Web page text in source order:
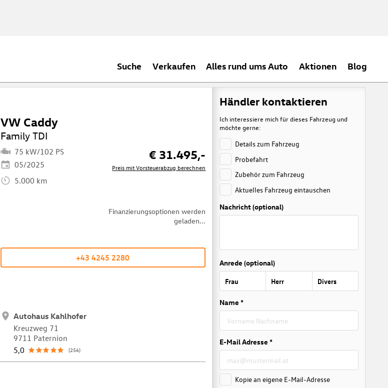
Suche Verkaufen Alles rund ums Auto Aktionen Blog
VW Caddy
Family TDI
75 kW/102 PS
05/2025
5.000 km
Finanzierungsoptionen werden
geladen...
€ 31.495,-
Preis mit Vorsteuerabzug berechnen
+43 4245 2280
Autohaus Kahlhofer
Kreuzweg 71
9711 Paternion
5,0
(256)
Händler kontaktieren
Ich interessiere mich für dieses Fahrzeug und
möchte gerne:
Details zum Fahrzeug
Probefahrt
Zubehör zum Fahrzeug
Aktuelles Fahrzeug eintauschen
Nachricht (optional)
Anrede (optional)
Frau Herr Divers
Name *
E-Mail Adresse *
Kopie an eigene E-Mail-Adresse